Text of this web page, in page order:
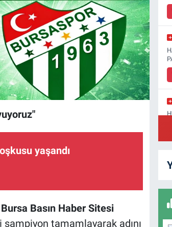
yaşandı
Bursa Basın Haber Sitesi
şampiyon tamamlayarak adını